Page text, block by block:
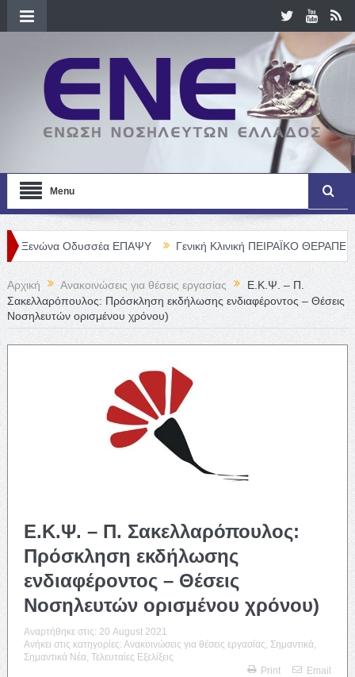
Menu
Οδυσσέα ΕΠΑΨΥ Γενική Κλινική ΠΕΙΡΑΪΚΟ ΘΕΡΑΠΕΥΤΗΡΙΟ Α.
Αρχική Ανακοινώσεις για θέσεις εργασίας
Ε.Κ.Ψ. – Π.
Σακελλαρόπουλος: Πρόσκληση εκδήλωσης ενδιαφέροντος – Θέσεις
Νοσηλευτών ορισμένου χρόνου)
Ε.Κ.Ψ. – Π. Σακελλαρόπουλος:
Πρόσκληση εκδήλωσης
ενδιαφέροντος – Θέσεις
Νοσηλευτών ορισμένου χρόνου)
Αναρτήθηκε στις: 20 August 2021
Ανήκει στις κατηγορίες: Ανακοινώσεις για θέσεις εργασίας Σημαντικά
Σημαντικά Νέα Τελευταίες Εξελίξεις
Print
Email